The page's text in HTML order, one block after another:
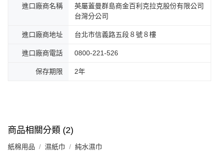
進口廠商名稱
英屬蓋曼群島商金百利克拉克股份有限公司
台灣分公司
進口廠商地址 台北市信義路五段８號８樓
進口廠商電話 0800-221-526
保存期限 2年
商品相關分類 (2)
紙棉用品 濕紙巾 純水濕巾